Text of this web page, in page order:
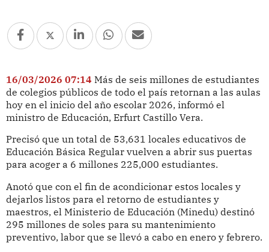
16/03/2026 07:14 Más de seis millones de estudiantes
de colegios públicos de todo el país retornan a las aulas
hoy en el inicio del año escolar 2026, informó el
ministro de Educación, Erfurt Castillo Vera.
Precisó que un total de 53,631 locales educativos de
Educación Básica Regular vuelven a abrir sus puertas
para acoger a 6 millones 225,000 estudiantes.
Anotó que con el fin de acondicionar estos locales y
dejarlos listos para el retorno de estudiantes y
maestros, el Ministerio de Educación (Minedu) destinó
295 millones de soles para su mantenimiento
preventivo, labor que se llevó a cabo en enero y febrero.